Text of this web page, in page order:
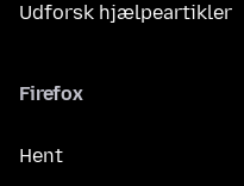
Udforsk hjælpeartikler
Firefox
Hent